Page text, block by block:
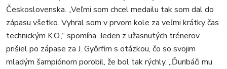
Československa. „Veľmi som chcel medailu tak som dal do
zápasu všetko. Vyhral som v prvom kole za veľmi krátky čas
technickým K.O.,“ spomína. Jeden z užasnutých trénerov
prišiel po zápase za J. Győrfim s otázkou, čo so svojim
mladým šampiónom porobil, že bol tak rýchly. „Ďuribáči mu